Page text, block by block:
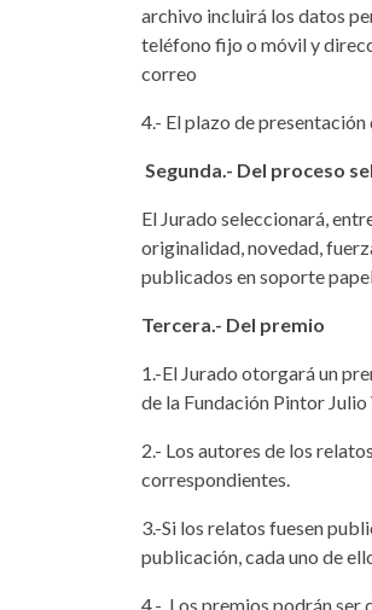
archivo incluirá los datos
teléfono fijo o móvil y
correo
4.- El plazo de
Segunda.- Del proceso
El Jurado seleccionará,
originalidad, novedad,
publicados en soporte
Tercera.- Del premio
1.-El Jurado otorgará un
de la Fundación Pintor
2.- Los autores de los
correspondientes.
3.-Si los relatos fuesen
publicación, cada uno de
4.- Los premios podrán ser